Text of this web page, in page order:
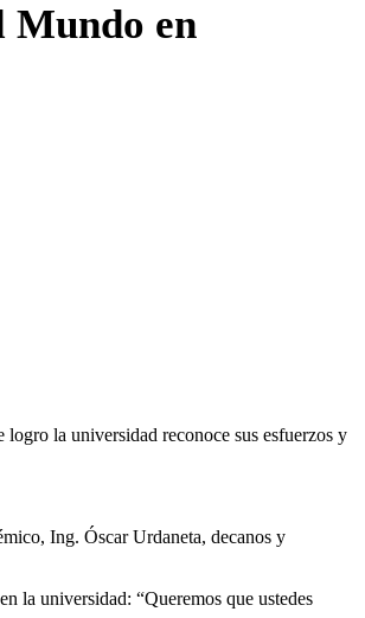
Mundo en
la universidad reconoce sus esfuerzos y
Ing. Óscar Urdaneta, decanos y
la universidad: “Queremos que ustedes